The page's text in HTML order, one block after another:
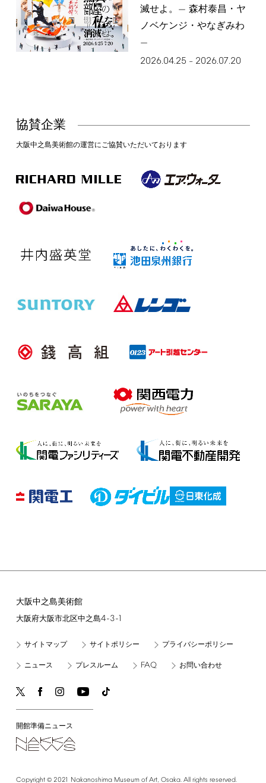
滅せよ。— 森村泰昌・ヤ
ノベケンジ・やなぎみわ
—
2026.04.25 – 2026.07.20
協賛企業
大阪中之島美術館の運営にご協賛いただいております
大阪中之島美術館
大阪府大阪市北区中之島4-3-1
サイトマップ サイトポリシー プライバシーポリシー
ニュース プレスルーム FAQ お問い合わせ
開館準備ニュース
Copyright© 2021 Nakanoshima Museum of Art, Osaka. All rights reserved.